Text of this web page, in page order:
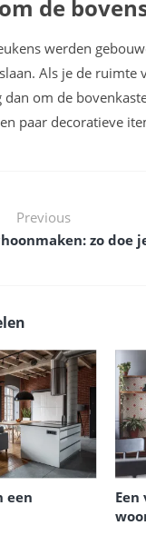
de
werden
Als je de
dan om de
paar decoratieve
Previous
zo doe
een